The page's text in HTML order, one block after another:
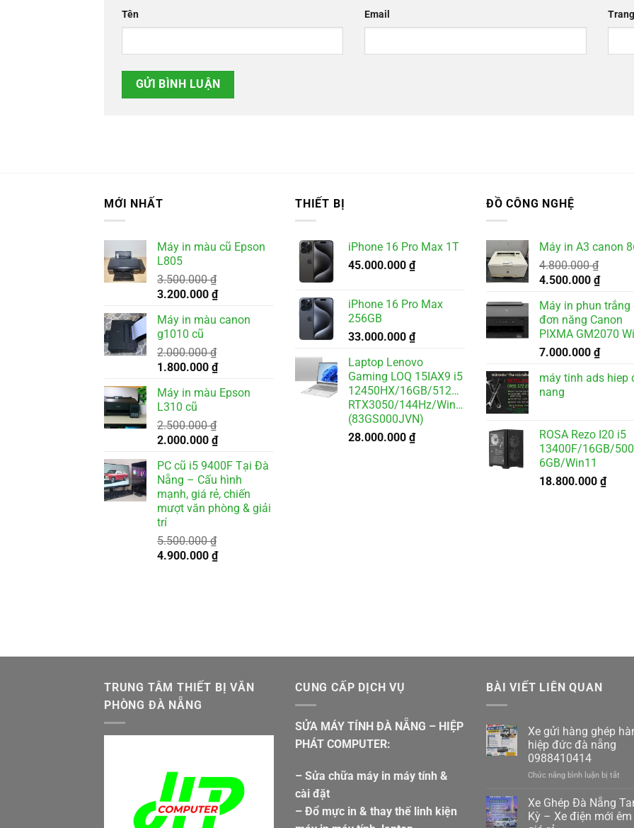
Tên Email
MỚI NHẤT
Máy in màu cũ Epson
L805
3.500.000₫
Giá
là:
3.500.000 ₫.
3.200.000 ₫Giá
tại
Máy in màu canon
g1010 cũ
2.000.000₫
Giá
là:
2.000.000 ₫.
1.800.000 ₫Giá
tại
Máy in màu Epson
L310 cũ
2.500.000₫
Giá
là:
2.500.000 ₫.
2.000.000 ₫Giá
tại
là:
2.000.000 ₫.
PC cũ i5 9400F Tại Đà
Nẵng – Cấu hình
mạnh, giá rẻ, chiến
mượt văn phòng & giải
trí
5.500.000₫
Giá
4.900.000 ₫Giá
THIẾT BỊ
iPhone 16 Pro Max 1T
45.000.000 ₫
iPhone 16 Pro Max
256GB
33.000.000 ₫
Laptop Lenovo
Gaming LOQ 15IAX9 i5
12450HX/16GB/512GB/6GB
RTX3050/144Hz/Win11
(83GS000JVN)
28.000.000 ₫
ĐỒ CÔNG NGHỆ
Máy in A3 canon
4.800.000₫
Giá
là:
4.800.000 ₫.
4.500.000 ₫Giá
tại
là:
Máy in phun trắng
đơn năng Canon
PIXMA GM2070
7.000.000 ₫
máy tinh ads hiep
nang
ROSA Rezo I20 i5
13400F/16GB/
6GB/Win11
18.800.000 ₫
TRUNG TÂM THIẾT BỊ VĂN
PHÒNG ĐÀ NẴNG
CUNG CẤP DỊCH VỤ
SỬA MÁY TÍNH ĐÀ NẴNG – HIỆP
PHÁT COMPUTER:
– Sửa chữa máy in máy tính &
cài đặt
– Đổ mực in & thay thế linh kiện
BÀI VIẾT LIÊN QUAN
Xe gửi hàng ghép
hiệp đức đà nẵng
0988410414
Chức năng bình luận bị tắt
gửi
Xe Ghép Đà Nẵng
Kỳ – Xe điện mới